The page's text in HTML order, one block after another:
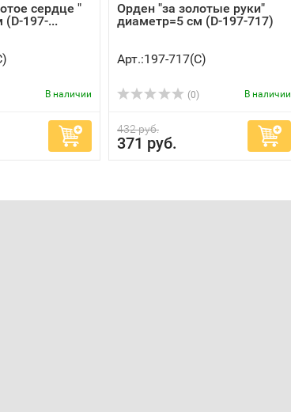
сердце "
(D-197-...
В наличии
Орден "за золотые руки"
диаметр=5 см (D-197-717)
Арт.:197-717(C)
(0) В наличии
432 руб.
371 руб.